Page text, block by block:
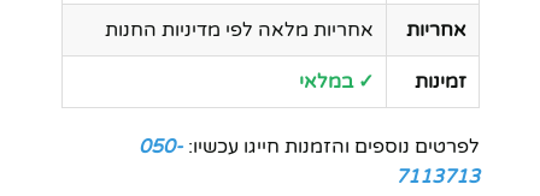
אחריות אחריות מלאה לפי מדיניות החנות
זמינות ✓ במלאי
לפרטים נוספים והזמנות חייגו עכשיו: 050-
7113713